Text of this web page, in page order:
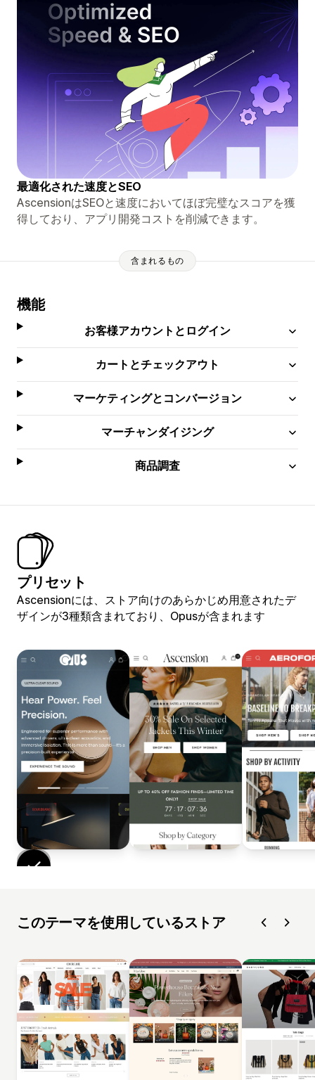
最適化された速度とSEO
AscensionはSEOと速度においてほぼ完璧なスコアを獲
得しており、アプリ開発コストを削減できます。
含まれるもの
機能
お客様アカウントとログイン
カートとチェックアウト
マーケティングとコンバージョン
マーチャンダイジング
商品調査
プリセット
Ascensionには、ストア向けのあらかじめ用意されたデ
ザインが3種類含まれており、Opusが含まれます
このテーマを使用しているストア